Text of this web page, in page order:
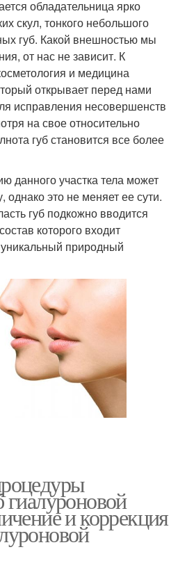
обладательница ярко
скул, тонкого небольшого
губ. Какой внешностью мы
от нас не зависит. К
и медицина
открывает перед нами
исправления несовершенств
на свое относительно
губ становится все более
данного участка тела может
однако это не меняет ее сути.
губ подкожно вводится
которого входит
природный
гиалуроновой
и коррекция